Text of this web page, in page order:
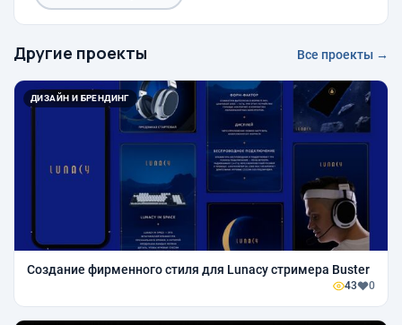
Другие проекты Все проекты →
ДИЗАЙН И БРЕНДИНГ
Создание фирменного стиля для Lunacy стримера Buster
43 0